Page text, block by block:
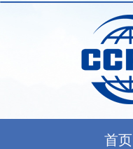
首页